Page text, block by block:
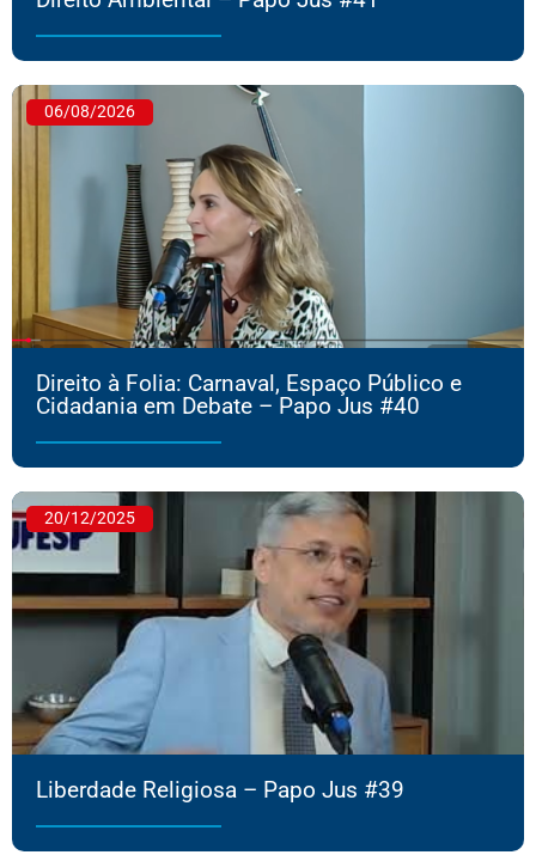
06/08/2026
Direito à Folia: Carnaval, Espaço Público e
Cidadania em Debate – Papo Jus #40
20/12/2025
Liberdade Religiosa – Papo Jus #39